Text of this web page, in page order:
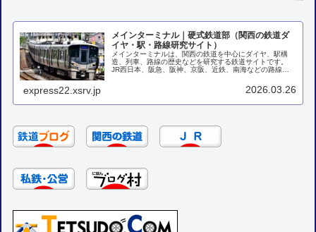
メインターミナル｜硬式鉄道部（関西の鉄道ダ
イヤ・駅・路線研究サイト）
メインターミナルは、関西の鉄道を中心にダイヤ、駅構
造、列車、路線の歴史などを研究する鉄道サイトです。
JR西日本、阪急、阪神、京阪、近鉄、南海などの路線ガ
express22.xsrv.jp 2026.03.26